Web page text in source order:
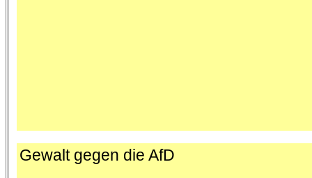
Gewalt gegen die AfD